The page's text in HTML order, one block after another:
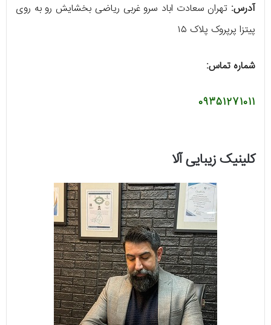
آدرس: تهران سعادت اباد سرو غربی ریاضی بخشایش رو به روی
پیتزا پرپروک پلاک ۱۵
شماره تماس:
09351271011
کلینیک زیبایی آلا